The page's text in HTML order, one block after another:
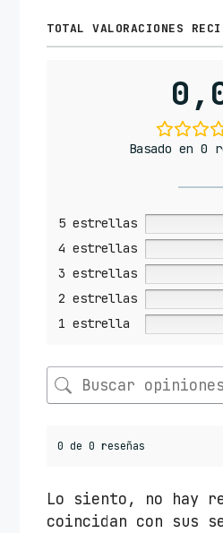
TOTAL VALORACIONES
Basado en 0
5 estrellas
4 estrellas
3 estrellas
2 estrellas
1 estrella
0 de 0 reseñas
Lo siento, no hay
coincidan con sus